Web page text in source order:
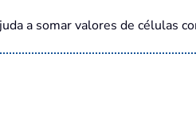
a somar valores de células